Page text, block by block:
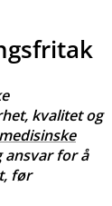
kvalitet og
for å
før